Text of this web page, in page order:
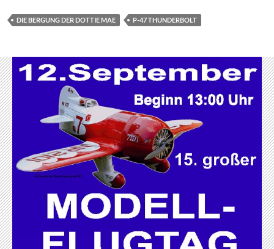
DIE BERGUNG DER DOTTIE MAE P-47 THUNDERBOLT